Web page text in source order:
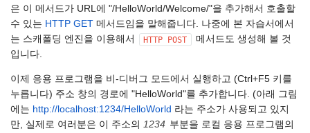
은 이 메서드가 URL에 "/HelloWorld/Welcome/"을 추가해서 호출할
수 있는 HTTP GET 메서드임을 말해줍니다. 나중에 본 자습서에서
는 스캐폴딩 엔진을 이용해서
HTTP POST
메서드도 생성해 볼 것
입니다.
이제 응용 프로그램을 비-디버그 모드에서 실행하고 (Ctrl+F5 키를
누릅니다) 주소 창의 경로에 "HelloWorld"를 추가합니다. (아래 그림
에는 http://localhost:1234/HelloWorld 라는 주소가 사용되고 있지
만, 실제로 여러분은 이 주소의 1234 부분을 로컬 응용 프로그램의